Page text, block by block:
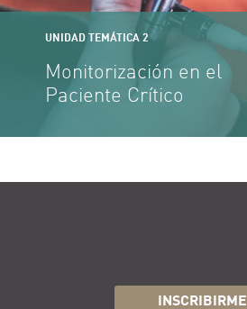
UNIDAD TEMÁTICA 2
Monitorización en el
Paciente Crítico
INSCRIBIRME